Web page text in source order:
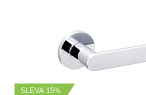
SLEVA 15%